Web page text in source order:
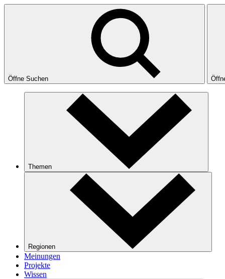
Öffne Suchen
Themen
Regionen
Meinungen
Projekte
Wissen